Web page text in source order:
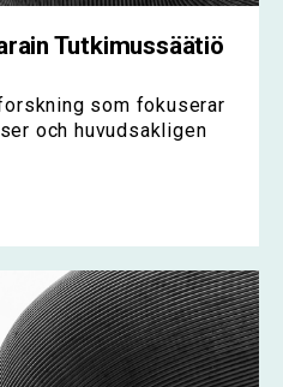
Tutkimussäätiö
som fokuserar
och huvudsakligen